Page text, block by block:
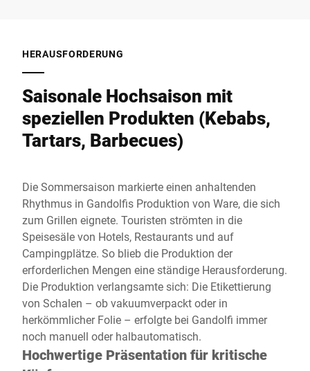
HERAUSFORDERUNG
Saisonale Hochsaison mit
speziellen Produkten (Kebabs,
Tartars, Barbecues)
Die Sommersaison markierte einen anhaltenden
Rhythmus in Gandolfis Produktion von Ware, die sich
zum Grillen eignete. Touristen strömten in die
Speisesäle von Hotels, Restaurants und auf
Campingplätze. So blieb die Produktion der
erforderlichen Mengen eine ständige Herausforderung.
Die Produktion verlangsamte sich: Die Etikettierung
von Schalen – ob vakuumverpackt oder in
herkömmlicher Folie – erfolgte bei Gandolfi immer
noch manuell oder halbautomatisch.
Hochwertige Präsentation für kritische